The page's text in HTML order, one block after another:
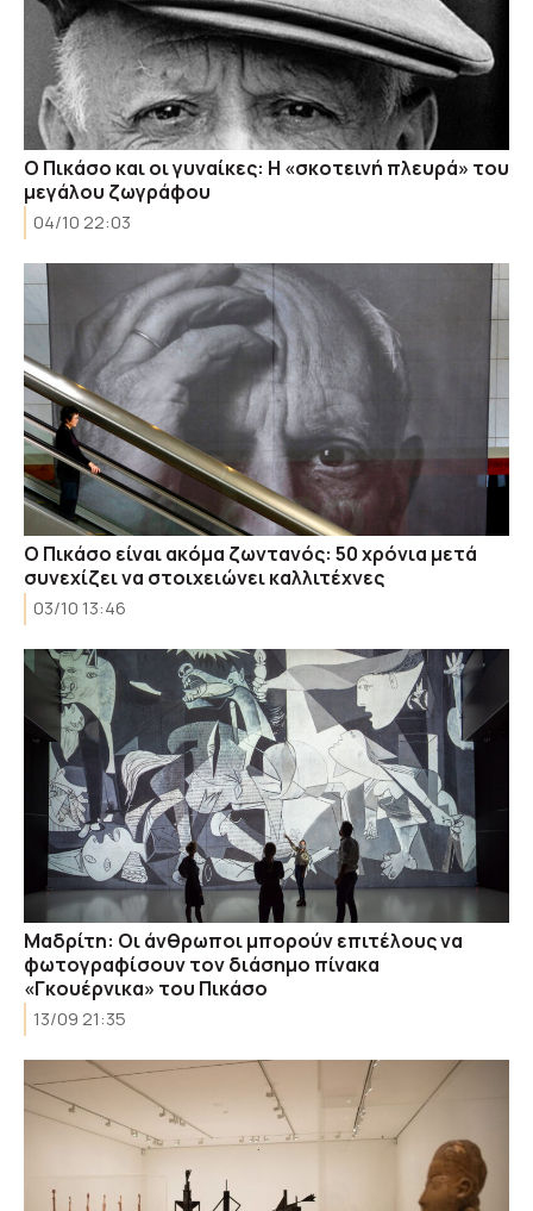
Ο Πικάσο και οι γυναίκες: Η «σκοτεινή πλευρά» του
μεγάλου ζωγράφου
04/10 22:03
Ο Πικάσο είναι ακόμα ζωντανός: 50 χρόνια μετά
συνεχίζει να στοιχειώνει καλλιτέχνες
03/10 13:46
Μαδρίτη: Οι άνθρωποι μπορούν επιτέλους να
φωτογραφίσουν τον διάσημο πίνακα
«Γκουέρνικα» του Πικάσο
13/09 21:35